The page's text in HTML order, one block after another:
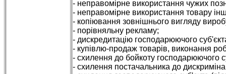
- неправомірне використання чужих
- неправомірне використання товару
- копіювання зовнішнього вигляду
- порівняльну рекламу;
- дискредитацію господарюючого
- купівлю-продаж товарів, виконання
- схилення до бойкоту господарюючого
- схилення постачальника до